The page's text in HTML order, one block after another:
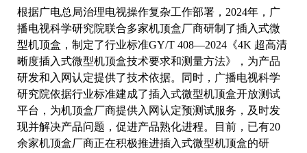
根据广电总局治理电视操作复杂工作部署，2024年，广
播电视科学研究院联合多家机顶盒厂商研制了插入式微
型机顶盒，制定了行业标准GY/T 408—2024《4K 超高清
晰度插入式微型机顶盒技术要求和测量方法》，为产品
研发和入网认定提供了技术依据。同时，广播电视科学
研究院依据行业标准建成了插入式微型机顶盒开放测试
平台，为机顶盒厂商提供入网认定预测试服务，及时发
现并解决产品问题，促进产品熟化进程。目前，已有20
余家机顶盒厂商正在积极推进插入式微型机顶盒的研